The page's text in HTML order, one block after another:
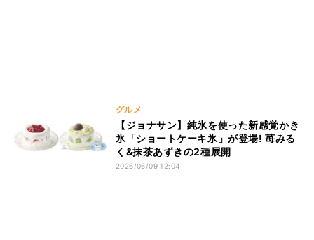
グルメ
【ジョナサン】純氷を使った新感覚かき
氷「ショートケーキ氷」が登場! 苺みる
く&抹茶あずきの2種展開
2026/06/09 12:04